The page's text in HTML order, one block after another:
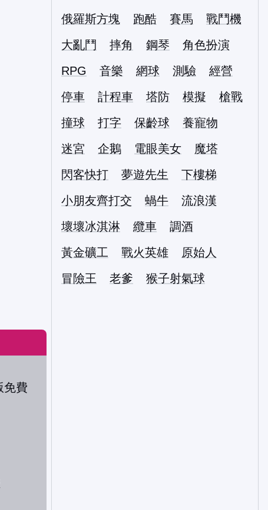
俄羅斯方塊
跑酷 賽馬
戰鬥機
大亂鬥
摔角 鋼琴
角色扮演
RPG
音樂 網球 測驗
經營
停車
計程車 塔防 模擬
槍戰
撞球
打字 保齡球
養寵物
迷宮
企鵝 電眼美女
魔塔
閃客快打
夢遊先生
下樓梯
小朋友齊打交
蝸牛
流浪漢
壞壞冰淇淋
纜車
調酒
黃金礦工
戰火英雄
原始人
冒險王
老爹 猴子射氣球